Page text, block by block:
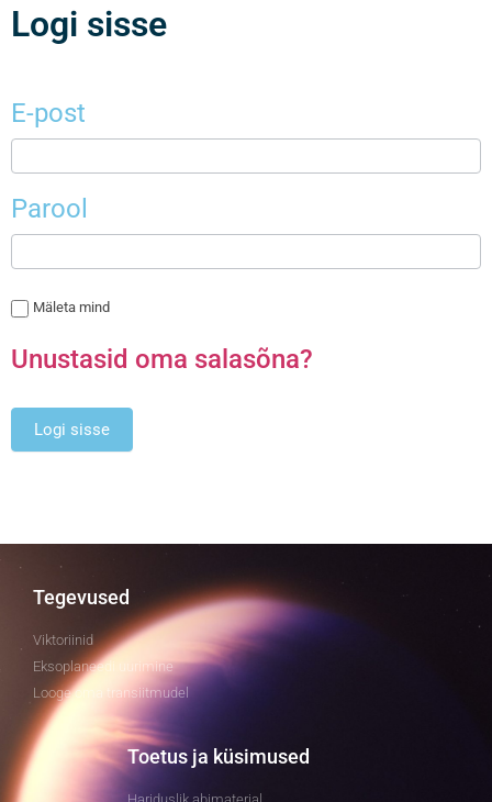
Logi sisse
E-post
Parool
Mäleta mind
Unustasid oma salasõna?
Tegevused
Viktoriinid
Eksoplaneedi uurimine
Looge oma transiitmudel
Toetus ja küsimused